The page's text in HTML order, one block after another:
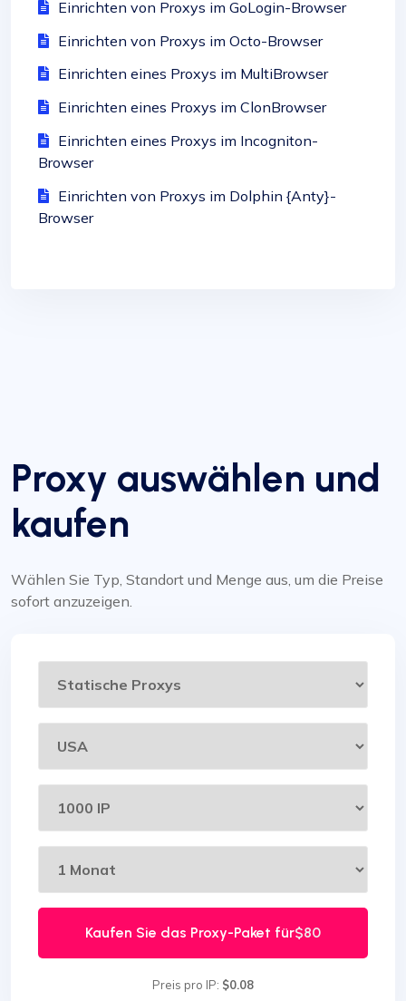
Einrichten von Proxys im GoLogin-Browser
Einrichten von Proxys im Octo-Browser
Einrichten eines Proxys im MultiBrowser
Einrichten eines Proxys im ClonBrowser
Einrichten eines Proxys im Incogniton-
Browser
Einrichten von Proxys im Dolphin {Anty}-
Browser
Proxy auswählen und
kaufen
Wählen Sie Typ, Standort und Menge aus, um die Preise
sofort anzuzeigen.
Kaufen Sie das Proxy-Paket für$80
Preis pro IP: $0.08